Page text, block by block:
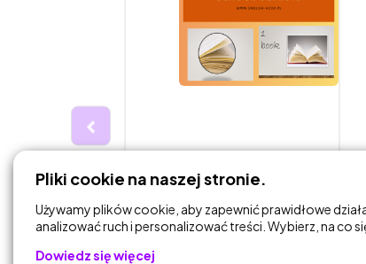
FARM
exam
School objects - zgadnij
po fragmencie
Pliki cookie na naszej stronie.
Używamy plików cookie, aby zapewnić prawidłowe
analizować ruch i personalizować treści. Wybierz, na co
Dowiedz się więcej